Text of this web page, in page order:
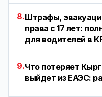
8.Штрафы,
права с 17 лет:
для водителей в
9.Что потеряет
выйдет из ЕАЭС: